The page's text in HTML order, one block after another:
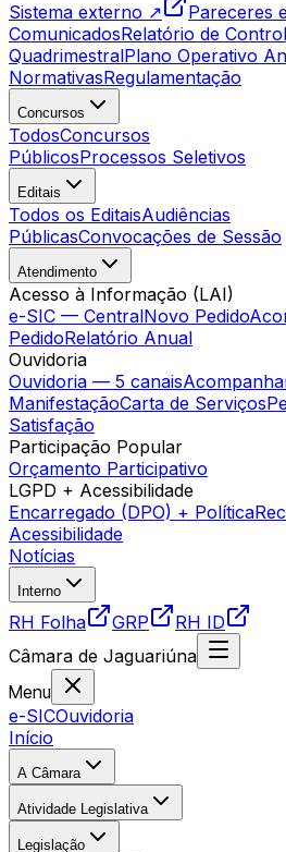
Sistema externo ↗
Pareceres
ComunicadosRelatório de
QuadrimestralPlano Operativo
NormativasRegulamentação
Concursos
TodosConcursos
PúblicosProcessos Seletivos
Editais
Todos os EditaisAudiências
PúblicasConvocações de Sessão
Atendimento
Acesso à Informação (LAI)
e-SIC — CentralNovo Pedido
PedidoRelatório Anual
Ouvidoria
Ouvidoria — 5 canais
ManifestaçãoCarta de Serviços
Satisfação
Participação Popular
Orçamento Participativo
LGPD + Acessibilidade
Encarregado (DPO) + Política
Acessibilidade
Notícias
Interno
RH Folha GRP
RH ID
Câmara de Jaguariúna
Menu
e-SICOuvidoria
Início
A Câmara
Atividade Legislativa
Legislação